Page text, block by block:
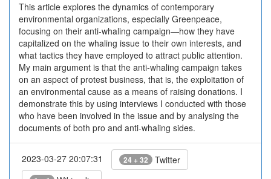
This article explores the dynamics of contemporary
environmental organizations, especially Greenpeace,
focusing on their anti-whaling campaign―how they have
capitalized on the whaling issue to their own interests, and
what tactics they have employed to attract public attention.
My main argument is that the anti-whaling campaign takes
on an aspect of protest business, that is, the exploitation of
an environmental cause as a means of raising donations. I
demonstrate this by using interviews I conducted with those
who have been involved in the issue and by analysing the
documents of both pro and anti-whaling sides.
2023-03-27 20:07:31 24 + 32 Twitter